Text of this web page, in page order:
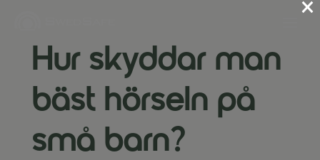
Hur skyddar man
bäst hörseln på
små barn?
×